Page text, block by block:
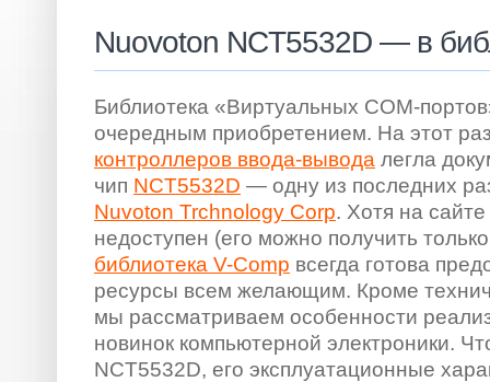
Nuovoton NCT5532D — в
Библиотека «Виртуальных COM-
очередным приобретением. На этот
контроллеров ввода-вывода легла
чип NCT5532D — одну из последних
Nuvoton Trchnology Corp. Хотя на
недоступен (его можно получить
библиотека V-Comp всегда готова
ресурсы всем желающим. Кроме
мы рассматриваем особенности
новинок компьютерной электроники.
NCT5532D, его эксплуатационные